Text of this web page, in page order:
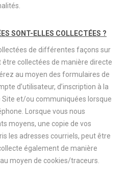
SONT-ELLES COLLECTÉES ?
de différentes façons sur
être collectées de manière directe
au moyen des formulaires de
d’utilisateur, d’inscription à la
Site et/ou communiquées lorsque
Lorsque vous nous
moyens, une copie de vos
les adresses courriels, peut être
également de manière
moyen de cookies/traceurs.